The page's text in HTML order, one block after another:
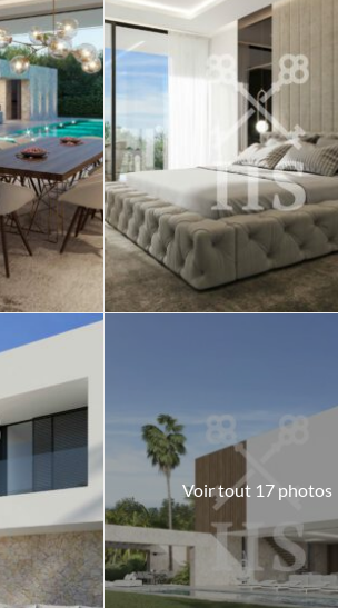
Voir tout 17 photos